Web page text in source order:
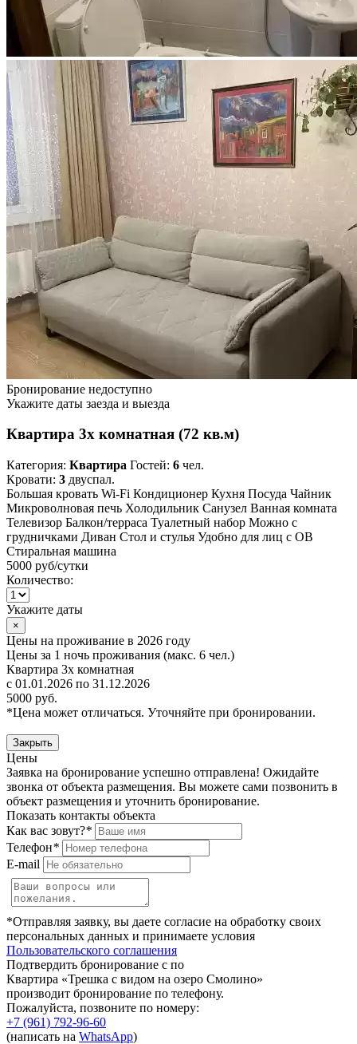
Бронирование недоступно
Укажите даты заезда и выезда
Квартира 3х комнатная (72 кв.м)
Категория: Квартира Гостей: 6 чел.
Кровати: 3 двуспал.
Большая кровать Wi-Fi Кондиционер Кухня Посуда Чайник
Микроволновая печь Холодильник Санузел Ванная комната
Телевизор Балкон/терраса Туалетный набор Можно с
грудничками Диван Стол и стулья Удобно для лиц с ОВ
Стиральная машина
5000 руб/сутки
Количество:
Укажите даты
×
Цены на проживание в 2026 году
Цены за 1 ночь проживания (макс. 6 чел.)
Квартира 3х комнатная
с 01.01.2026 по 31.12.2026
5000 руб.
*Цена может отличаться. Уточняйте при бронировании.
Закрыть
Цены
Заявка на бронирование успешно отправлена! Ожидайте
звонка от объекта размещения. Вы можете сами позвонить в
объект размещения и уточнить бронирование.
Показать контакты объекта
Как вас зовут?*
Телефон*
E-mail
*Отправляя заявку, вы даете согласие на обработку своих
персональных данных и принимаете условия
Пользовательского соглашения
Подтвердить бронирование с по
Квартира «Трешка с видом на озеро Смолино»
производит бронирование по телефону.
Пожалуйста, позвоните по номеру:
+7 (961) 792-96-60
(написать на WhatsApp)